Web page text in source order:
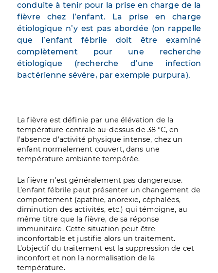
conduite à tenir pour la prise en charge de la
fièvre chez l’enfant. La prise en charge
étiologique n’y est pas abordée (on rappelle
que l’enfant fébrile doit être examiné
complètement pour une recherche
étiologique (recherche d’une infection
bactérienne sévère, par exemple purpura).
La fièvre est définie par une élévation de la
température centrale au-dessus de 38 °C, en
l’absence d’activité physique intense, chez un
enfant normalement couvert, dans une
température ambiante tempérée.
La fièvre n’est généralement pas dangereuse.
L’enfant fébrile peut présenter un changement de
comportement (apathie, anorexie, céphalées,
diminution des activités, etc.) qui témoigne, au
même titre que la fièvre, de sa réponse
immunitaire. Cette situation peut être
inconfortable et justifie alors un traitement.
L’objectif du traitement est la suppression de cet
inconfort et non la normalisation de la
température.